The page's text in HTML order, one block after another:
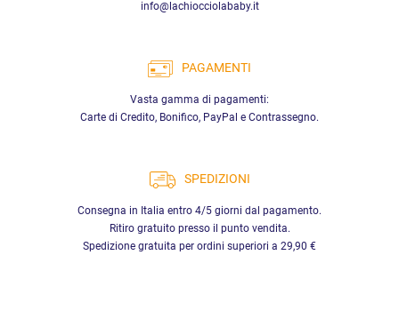
info@lachiocciolababy.it
PAGAMENTI
Vasta gamma di pagamenti:
Carte di Credito, Bonifico, PayPal e Contrassegno.
SPEDIZIONI
Consegna in Italia entro 4/5 giorni dal pagamento.
Ritiro gratuito presso il punto vendita.
Spedizione gratuita per ordini superiori a 29,90 €